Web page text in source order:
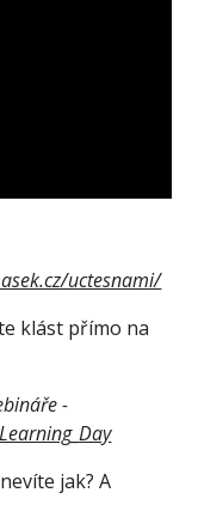
uctesnami/
jak? A